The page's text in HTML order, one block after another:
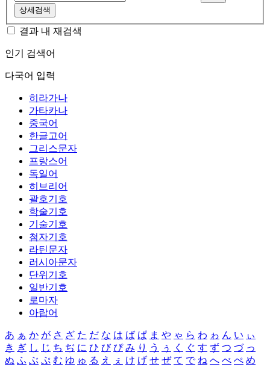
상세검색
결과 내 재검색
인기 검색어
다국어 입력
히라가나
가타카나
중국어
한글고어
그리스문자
프랑스어
독일어
히브리어
괄호기호
학술기호
기술기호
첨자기호
라틴문자
러시아문자
단위기호
일반기호
로마자
아랍어
あ ぁ か が さ ざ た だ な は ば ぱ ま や ゃ ら わ ゎ ん い ぃ
き ぎ し じ ち ぢ に ひ び ぴ み り う ぅ く ぐ す ず つ づ っ
ぬ ふ ぶ ぷ む ゆ ゅ る え ぇ け げ せ ぜ て で ね へ べ ぺ め